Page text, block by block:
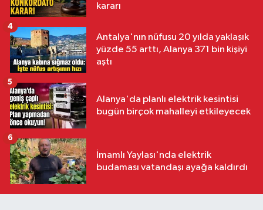
kararı
Antalya'nın nüfusu 20 yılda yaklaşık
yüzde 55 arttı, Alanya 371 bin kişiyi
aştı
4
Alanya'da planlı elektrik kesintisi
bugün birçok mahalleyi etkileyecek
5
İmamlı Yaylası'nda elektrik
budaması vatandaşı ayağa kaldırdı
6